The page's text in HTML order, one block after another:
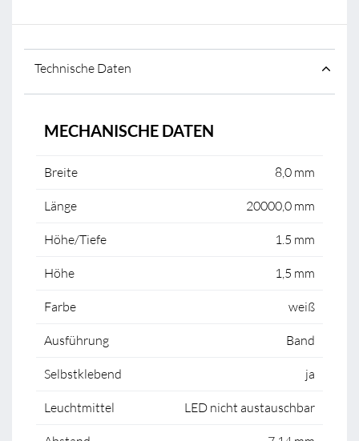
Technische Daten
MECHANISCHE DATEN
Breite 8,0 mm
Länge 20000,0 mm
Höhe/Tiefe 1.5 mm
Höhe 1,5 mm
Farbe weiß
Ausführung Band
Selbstklebend ja
Leuchtmittel LED nicht austauschbar